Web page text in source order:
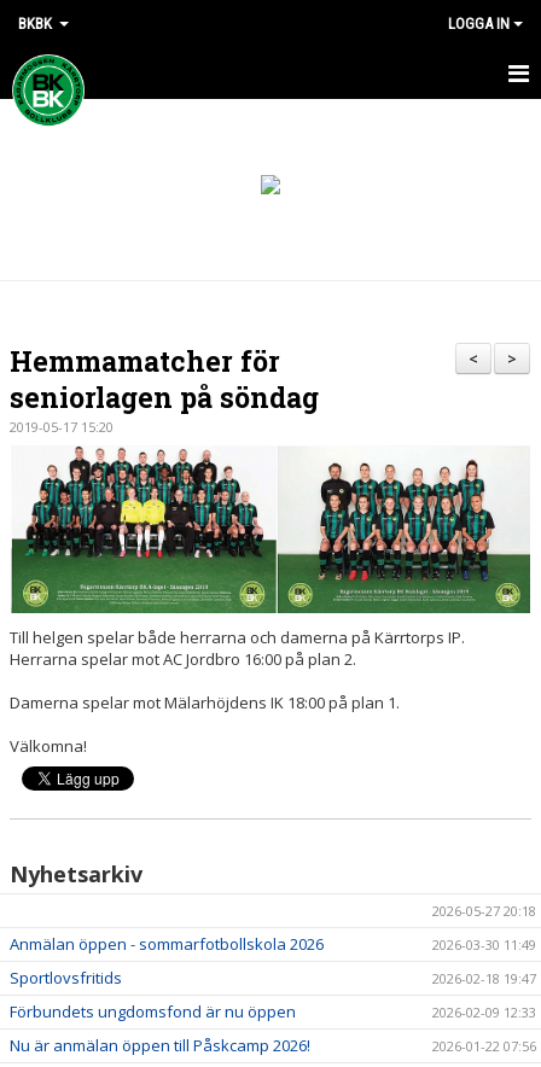
BKBK LOGGA IN
HEM
>
<
Hemmamatcher för
seniorlagen på söndag
2019-05-17 15:20
Till helgen spelar både herrarna och damerna på Kärrtorps IP.
Herrarna spelar mot AC Jordbro 16:00 på plan 2.
Damerna spelar mot Mälarhöjdens IK 18:00 på plan 1.
Välkomna!
Nyhetsarkiv
2026-05-27 20:18
Anmälan öppen - sommarfotbollskola 2026 2026-03-30 11:49
Sportlovsfritids 2026-02-18 19:47
Förbundets ungdomsfond är nu öppen 2026-02-09 12:33
Nu är anmälan öppen till Påskcamp 2026! 2026-01-22 07:56